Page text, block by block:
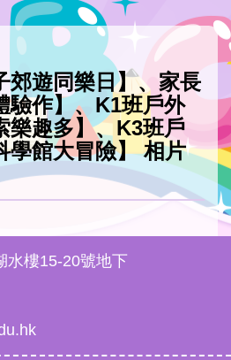
郊遊同樂日】、家長
驗作】、K1班戶外
樂趣多】、K3班戶
學館大冒險】 相片
水樓15-20號地下